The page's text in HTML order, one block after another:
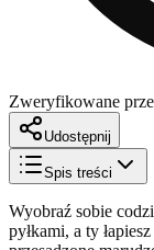
Zweryfikowane
Udostępnij
Spis treści
Wyobraź sobie
pyłkami, a ty